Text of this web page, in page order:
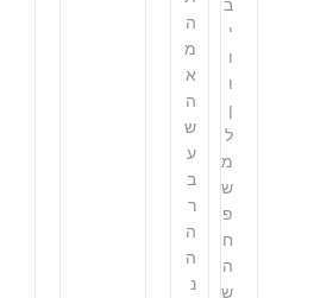
ב
י
ו
ו
ן
ל
מ
ש
פ
ח
ה
ש
ה
מ
א
ה
ש
ע
ב
ר
ה
ה
נ